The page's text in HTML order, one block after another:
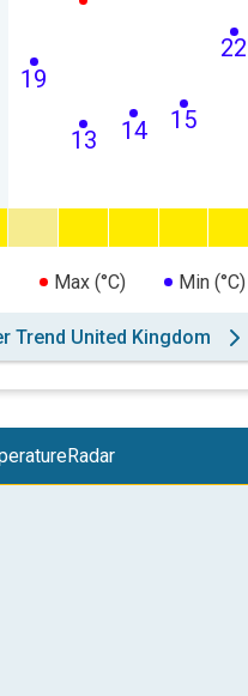
19
13 14 15
22
Max (°C) Min (°C)
Trend United Kingdom